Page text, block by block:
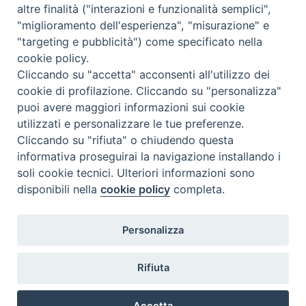
Contatti & Info
C.ne Aurelia, 50 – 00165 Roma
Contatti
Scrivi a: cnvf@chiesacattolica.it
altre finalità ("interazioni e funzionalità semplici",
"miglioramento dell'esperienza", "misurazione" e
"targeting e pubblicità") come specificato nella
cookie policy.
Cliccando su "accetta" acconsenti all'utilizzo dei
cookie di profilazione. Cliccando su "personalizza"
puoi avere maggiori informazioni sui cookie
utilizzati e personalizzare le tue preferenze.
Cliccando su "rifiuta" o chiudendo questa
informativa proseguirai la navigazione installando i
soli cookie tecnici. Ulteriori informazioni sono
disponibili nellacookie policy completa.
Personalizza
Rifiuta